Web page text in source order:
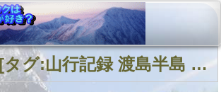
日記の検索 [タグ:山行記録 渡島半島 白水岳 北海道南西部] 01～02(02件中)